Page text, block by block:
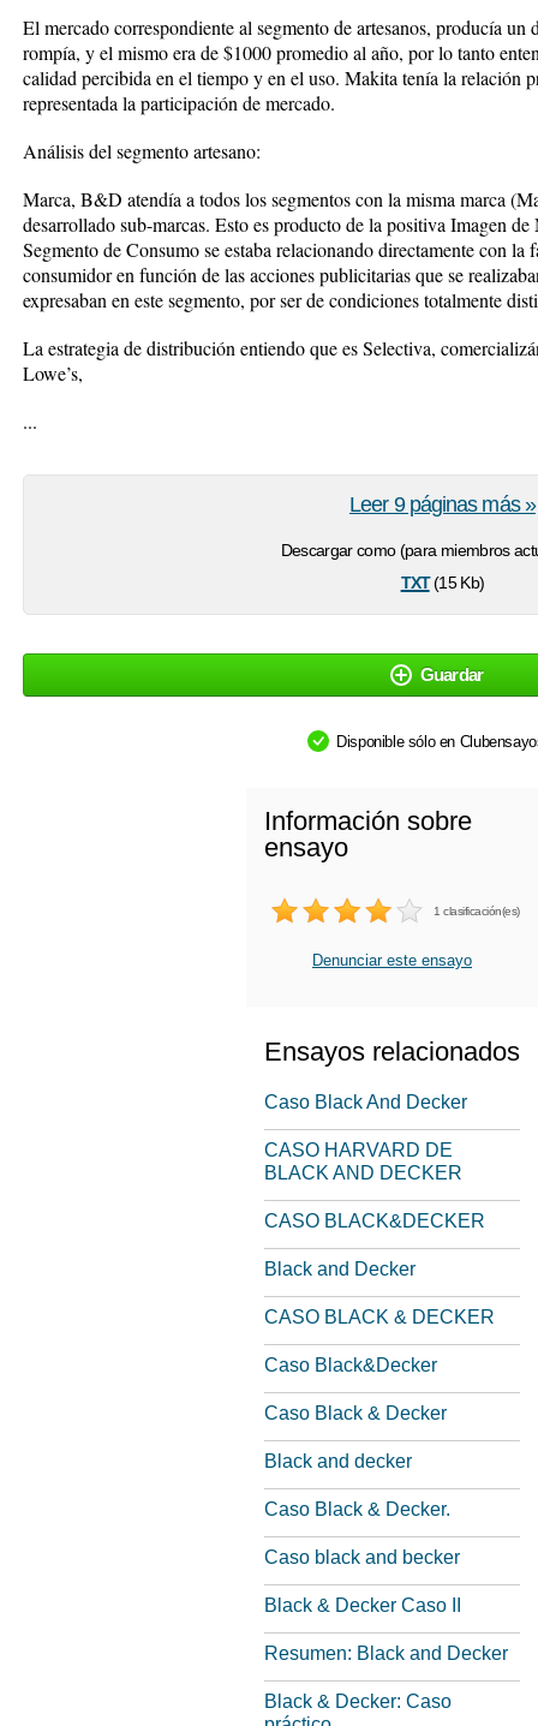
El mercado correspondiente al segmento de artesanos, producía un
rompía, y el mismo era de $1000 promedio al año, por lo tanto
calidad percibida en el tiempo y en el uso. Makita tenía la relación
representada la participación de mercado.
Análisis del segmento artesano:
Marca, B&D atendía a todos los segmentos con la misma marca
desarrollado sub-marcas. Esto es producto de la positiva Imagen
Segmento de Consumo se estaba relacionando directamente con la
consumidor en función de las acciones publicitarias que se
expresaban en este segmento, por ser de condiciones totalmente
La estrategia de distribución entiendo que es Selectiva,
Lowe’s,
...
Descargar como (para miembros
txt(15 Kb)
Leer 9 páginas más »
Guardar
Disponible sólo en
Información sobre
ensayo
1 clasificación(es)
Denunciar este ensayo
Ensayos relacionados
Caso Black And Decker
CASO HARVARD DE
BLACK AND DECKER
CASO BLACK&DECKER
Black and Decker
CASO BLACK & DECKER
Caso Black&Decker
Caso Black & Decker
Black and decker
Caso Black & Decker.
Caso black and becker
Black & Decker Caso II
Resumen: Black and Decker
Black & Decker: Caso